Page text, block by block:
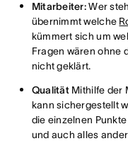
Mitarbeiter:Wer
übernimmt welche
kümmert sich um
Fragen wären ohne
nicht geklärt.
QualitätMithilfe der
kann sichergestellt
die einzelnen
und auch alles